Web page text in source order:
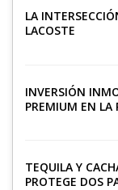
LA
LACOSTE
INVERSIÓN
PREMIUM EN LA
TEQUILA Y
PROTEGE DOS